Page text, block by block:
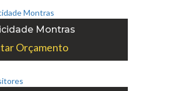
Montras
Orçamento